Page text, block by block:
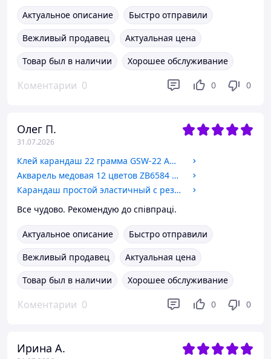
Актуальное описание
Быстро отправили
Вежливый продавец
Актуальная цена
Товар был в наличии
Хорошее обслуживание
Коментарии 0 0 0
Олег П.
31.07.2026
Клей карандаш 22 грамма GSW-22 Amos
Акварель медовая 12 цветов ZB6584 ZIBI
Карандаш простой эластичный с резинкой зеленый А-171 29253Ф
Все чудово. Рекомендую до співпраці.
Актуальное описание
Быстро отправили
Вежливый продавец
Актуальная цена
Товар был в наличии
Хорошее обслуживание
Коментарии 0 0 0
Ирина А.